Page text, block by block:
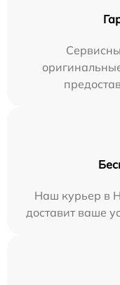
Наш курьер в
доставит ваше